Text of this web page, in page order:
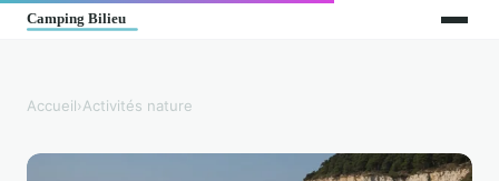
Accueil›Activités nature